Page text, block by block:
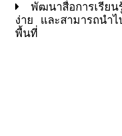
พัฒนาสื่อการเรียน
ง่าย และสามารถนำ
พื้นที่